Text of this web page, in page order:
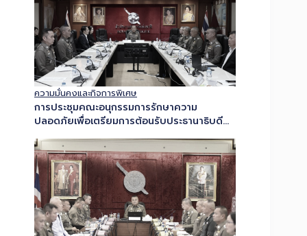
ความมั่นคงและกิจการพิเศษ
การประชุมคณะอนุกรรมการรักษาความ
ปลอดภัยเพื่อเตรียมการต้อนรับประธานาธิบดี
เยือนประเทศไทยอย่างเป็นทางการ